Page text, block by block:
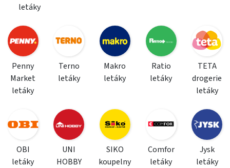
letáky
Penny
Market
letáky
Terno
letáky
Makro
letáky
Ratio
letáky
TETA
drogerie
letáky
OBI
letáky
UNI
HOBBY
SIKO
koupelny
Comfor
letáky
Jysk
letáky